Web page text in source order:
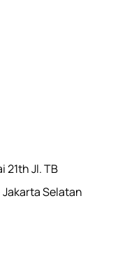
21th Jl. TB
Jakarta Selatan